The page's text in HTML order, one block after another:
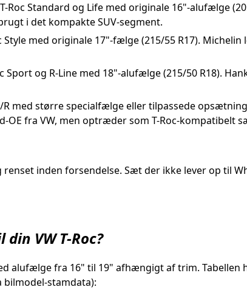
Roc Standard og Life med originale 16"-alufælge
i det kompakte SUV-segment.
Style med originale 17"-fælge (215/55 R17).
Sport og R-Line med 18"-alufælge (215/50 R18).
R med større specialfælge eller tilpassede
fra VW, men optræder som T-Roc-kompatibelt
inden forsendelse. Sæt der ikke lever op til
VW T-Roc?
alufælge fra 16" til 19" afhængigt af trim. Tabellen
bilmodel-stamdata):